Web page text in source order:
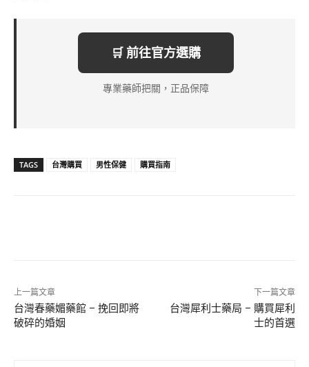
🛒 前往官方選購
專業藥師把關，正品保障
TAGS 台灣購買 男性保健 購買指南
上一篇文章
台灣春藥媚藥館 – 挽回即將
破碎的婚姻
下一篇文章
台灣犀利士藥局 – 購買犀利
士的首選